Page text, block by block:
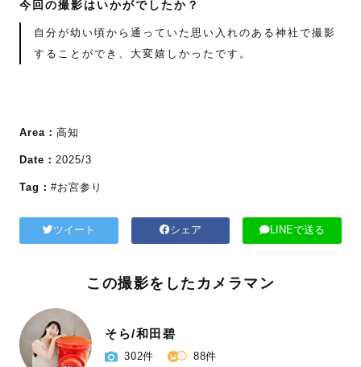
今回の撮影はいかがでしたか？
自分が幼い頃から通っていた思い入れのある神社で撮影
することができ、大変嬉しかったです。
Area： 高知
Date： 2025/3
Tag： #お宮参り
ツイート シェア LINEで送る
この撮影をしたカメラマン
そら/和田碧
302件 88件